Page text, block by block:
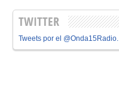
TWITTER
Tweets por el @Onda15Radio.